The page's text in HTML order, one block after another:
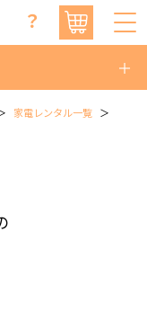
？
家電レンタル一覧